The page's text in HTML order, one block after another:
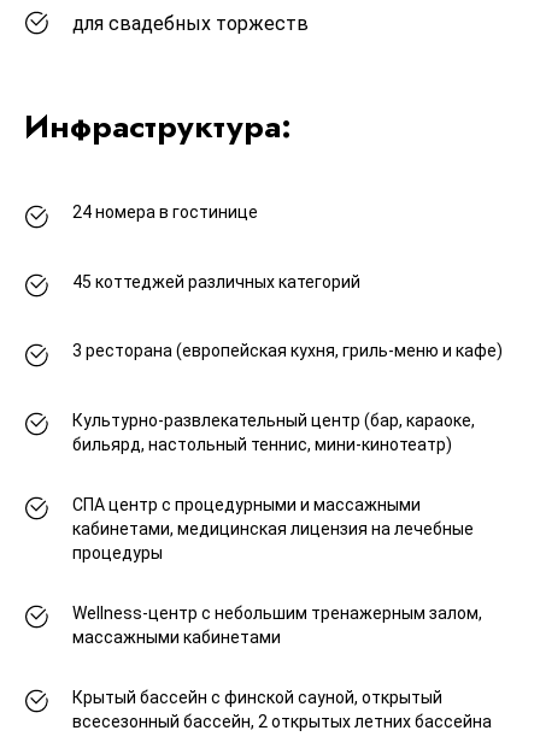
для свадебных торжеств
Инфраструктура:
24 номера в гостинице
45 коттеджей различных категорий
3 ресторана (европейская кухня, гриль-меню и кафе)
Культурно-развлекательный центр (бар, караоке,
бильярд, настольный теннис, мини-кинотеатр)
СПА центр с процедурными и массажными
кабинетами, медицинская лицензия на лечебные
процедуры
Wellness-центр с небольшим тренажерным залом,
массажными кабинетами
Крытый бассейн с финской сауной, открытый
всесезонный бассейн, 2 открытых летних бассейна